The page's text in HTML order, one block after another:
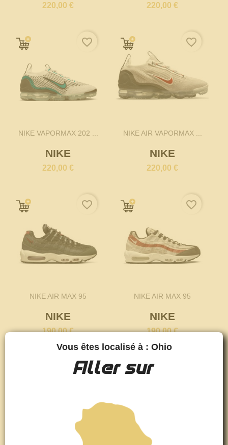
220,00 € 220,00 €
NIKE VAPORMAX 202 ...
NIKE
220,00 €
favorite_border
NIKE AIR VAPORMAX ...
NIKE
220,00 €
favorite_border
NIKE AIR MAX 95
NIKE
190,00 €
favorite_border
NIKE AIR MAX 95
NIKE
190,00 €
favorite_border
favorite_border
Vous êtes localisé à : Ohio
Aller sur